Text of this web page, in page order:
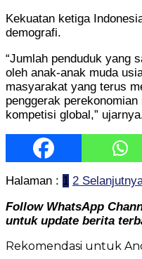
Kekuatan ketiga
demografi.
“Jumlah penduduk yang
oleh anak-anak muda
masyarakat yang terus
penggerak
kompetisi global,”
Halaman : 1 2
Follow WhatsApp
untuk update berita
Rekomendasi untuk